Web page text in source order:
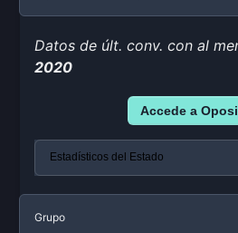
Datos de últ. conv. con al
2020
Accede a
Grupo